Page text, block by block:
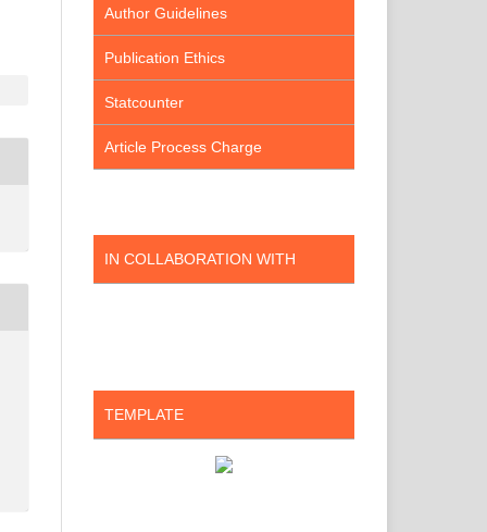
Author Guidelines
Publication Ethics
Statcounter
Article Process Charge
IN COLLABORATION WITH
TEMPLATE